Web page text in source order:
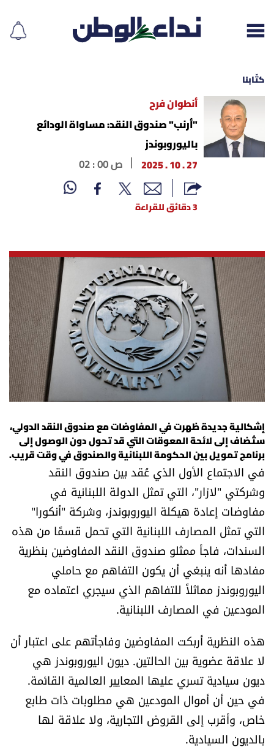
إقرأ الجريدة
لبنان
محليات
أسرار
متفرقات
نداء القرّاء
خاص الموقع
كتّابنا
تحت المجهر
آراء
اقتصاد
العالم
الصحافة الإسرائيلية
ثقافة وفنون
فصل من كتاب
اقرأ تضحك
كاميرا
كتّابنا
أنطوان فرح
"أرنب" صندوق النقد: مساواة الودائع
باليوروبوندز
27 . 10 . 2025
02 : 00 ص
3 دقائق للقراءة
إشكالية جديدة ظهرت في المفاوضات مع صندوق النقد الدولي،
ستُضاف إلى لائحة المعوقات التي قد تحول دون الوصول إلى
برنامج تمويل بين الحكومة اللبنانية والصندوق في وقت قريب.
في الاجتماع الأول الذي عُقد بين صندوق النقد
وشركتي "لازار"، التي تمثل الدولة اللبنانية في
مفاوضات إعادة هيكلة اليوروبوندز، وشركة "أنكورا"
التي تمثل المصارف اللبنانية التي تحمل قسمًا من هذه
السندات، فاجأ ممثلو صندوق النقد المفاوضين بنظرية
مفادها أنه ينبغي أن يكون التفاهم مع حاملي
اليوروبوندز مماثلاً للتفاهم الذي سيجري اعتماده مع
المودعين في المصارف اللبنانية.
هذه النظرية أربكت المفاوضين وفاجأتهم على اعتبار أن
لا علاقة عضوية بين الحالتين. ديون اليوروبوندز هي
ديون سيادية تسري عليها المعايير العالمية القائمة.
في حين أن أموال المودعين هي مطلوبات ذات طابع
خاص، وأقرب إلى القروض التجارية، ولا علاقة لها
بالديون السيادية.